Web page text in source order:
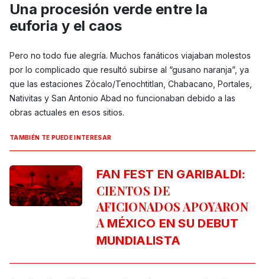
Una procesión verde entre la
euforia y el caos
Pero no todo fue alegría. Muchos fanáticos viajaban molestos
por lo complicado que resultó subirse al “gusano naranja”, ya
que las estaciones Zócalo/Tenochtitlan, Chabacano, Portales,
Nativitas y San Antonio Abad no funcionaban debido a las
obras actuales en esos sitios.
TAMBIÉN TE PUEDE INTERESAR
FAN FEST EN GARIBALDI:
CIENTOS DE
AFICIONADOS APOYARON
A MÉXICO EN SU DEBUT
MUNDIALISTA